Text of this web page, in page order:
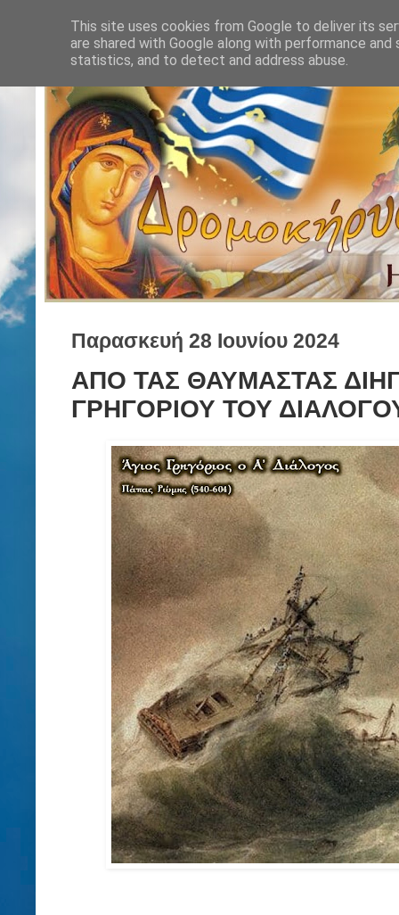
Παρασκευή 28 Ιουνίου 2024
ΑΠΟ ΤΑΣ ΘΑΥΜΑΣΤΑΣ
ΓΡΗΓΟΡΙΟΥ ΤΟΥ
This site uses cookies from Google to deliver its
are shared with Google along with performance
statistics, and to detect and address abuse.